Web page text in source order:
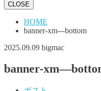
CLOSE
HOME
banner-xm---bottom
2025.09.09 bigmac
banner-